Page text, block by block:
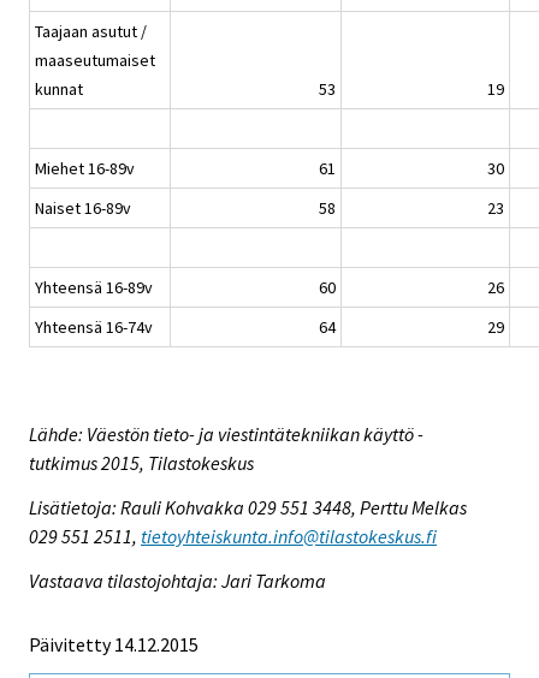
Taajaan asutut /
maaseutumaiset
kunnat
53 19
Miehet 16-89v 61
30
Naiset 16-89v
58 23
Yhteensä 16-89v 60
26
Yhteensä 16-74v
64 29
Lähde: Väestön tieto- ja viestintätekniikan käyttö -
tutkimus 2015, Tilastokeskus
Lisätietoja: Rauli Kohvakka 029 551 3448, Perttu Melkas
029 551 2511, tietoyhteiskunta.info@tilastokeskus.fi
Vastaava tilastojohtaja: Jari Tarkoma
Päivitetty 14.12.2015